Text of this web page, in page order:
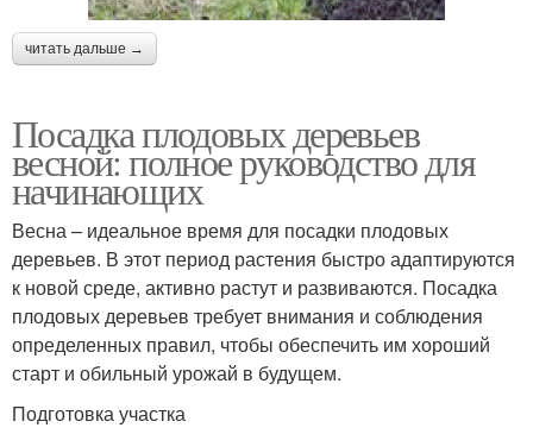
читать дальше →
Посадка плодовых деревьев
весной: полное руководство для
начинающих
Весна – идеальное время для посадки плодовых
деревьев. В этот период растения быстро адаптируются
к новой среде, активно растут и развиваются. Посадка
плодовых деревьев требует внимания и соблюдения
определенных правил, чтобы обеспечить им хороший
старт и обильный урожай в будущем.
Подготовка участка